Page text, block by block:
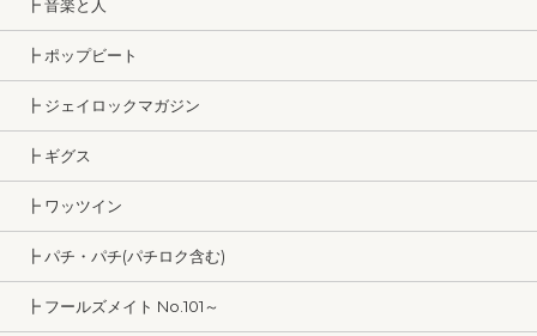
┣ 音楽と人
┣ ポップビート
┣ ジェイロックマガジン
┣ ギグス
┣ ワッツイン
┣ パチ・パチ(パチロク含む)
┣ フールズメイト No.101～